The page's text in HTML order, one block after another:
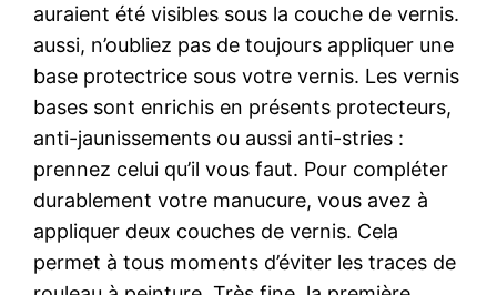
auraient été visibles sous la couche de vernis.
aussi, n’oubliez pas de toujours appliquer une
base protectrice sous votre vernis. Les vernis
bases sont enrichis en présents protecteurs,
anti-jaunissements ou aussi anti-stries :
prennez celui qu’il vous faut. Pour compléter
durablement votre manucure, vous avez à
appliquer deux couches de vernis. Cela
permet à tous moments d’éviter les traces de